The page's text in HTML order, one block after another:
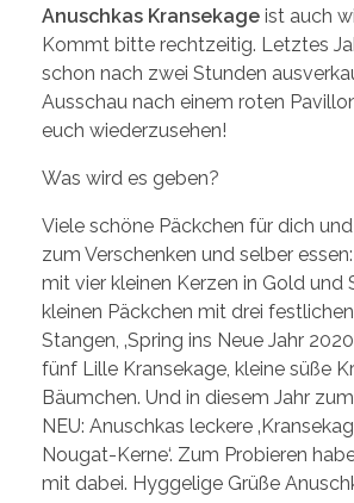
Anuschkas Kransekage ist auch
Kommt bitte rechtzeitig. Letztes
schon nach zwei Stunden
Ausschau nach einem roten
euch wiederzusehen!
Was wird es geben?
Viele schöne Päckchen für dich
zum Verschenken und selber
mit vier kleinen Kerzen in Gold und
kleinen Päckchen mit drei
Stangen, ‚Spring ins Neue Jahr
fünf Lille Kransekage, kleine süße
Bäumchen. Und in diesem Jahr
NEU: Anuschkas leckere
Nougat-Kerne‘. Zum Probieren
mit dabei. Hyggelige Grüße